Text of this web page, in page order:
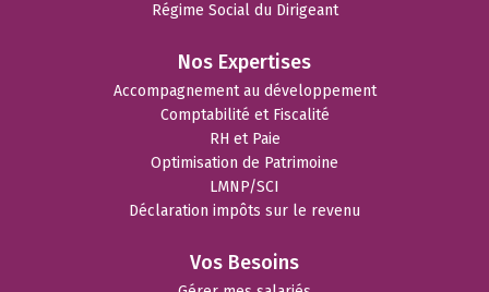
Régime Social du Dirigeant
Nos Expertises
Accompagnement au développement
Comptabilité et Fiscalité
RH et Paie
Optimisation de Patrimoine
LMNP/SCI
Déclaration impôts sur le revenu
Vos Besoins